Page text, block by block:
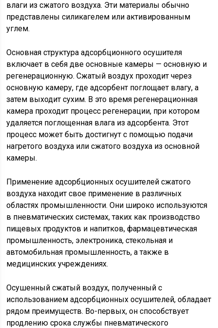
влаги из сжатого воздуха. Эти материалы обычно
представлены силикагелем или активированным
углем.
Основная структура адсорбционного осушителя
включает в себя две основные камеры — основную и
регенерационную. Сжатый воздух проходит через
основную камеру, где адсорбент поглощает влагу, а
затем выходит сухим. В это время регенерационная
камера проходит процесс регенерации, при котором
удаляется поглощенная влага из адсорбента. Этот
процесс может быть достигнут с помощью подачи
нагретого воздуха или сжатого воздуха из основной
камеры.
Применение адсорбционных осушителей сжатого
воздуха находит свое применение в различных
областях промышленности. Они широко используются
в пневматических системах, таких как производство
пищевых продуктов и напитков, фармацевтическая
промышленность, электроника, стекольная и
автомобильная промышленность, а также в
медицинских учреждениях.
Осушенный сжатый воздух, полученный с
использованием адсорбционных осушителей, обладает
рядом преимуществ. Во-первых, он способствует
продлению срока службы пневматического